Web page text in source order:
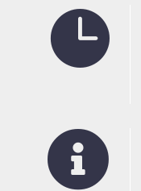

